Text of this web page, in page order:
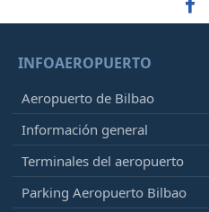
INFOAEROPUERTO
Aeropuerto de Bilbao
Información general
Terminales del aeropuerto
Parking Aeropuerto Bilbao